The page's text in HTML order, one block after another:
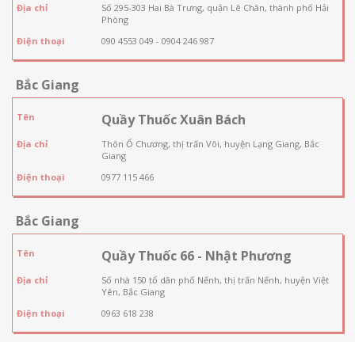
Địa chỉ
Số 295-303 Hai Bà Trưng, quận Lê Chân, thành phố Hải
Phòng
Điện thoại
090 4553 049 - 0904 246 987
Bắc Giang
Tên Quầy Thuốc Xuân Bách
Địa chỉ
Thôn Ổ Chương, thị trấn Vôi, huyện Lạng Giang, Bắc
Giang
Điện thoại
0977 115 466
Bắc Giang
Tên Quầy Thuốc 66 - Nhật Phương
Địa chỉ
Số nhà 150 tổ dân phố Nếnh, thị trấn Nếnh, huyện Việt
Yên, Bắc Giang
Điện thoại
0963 618 238